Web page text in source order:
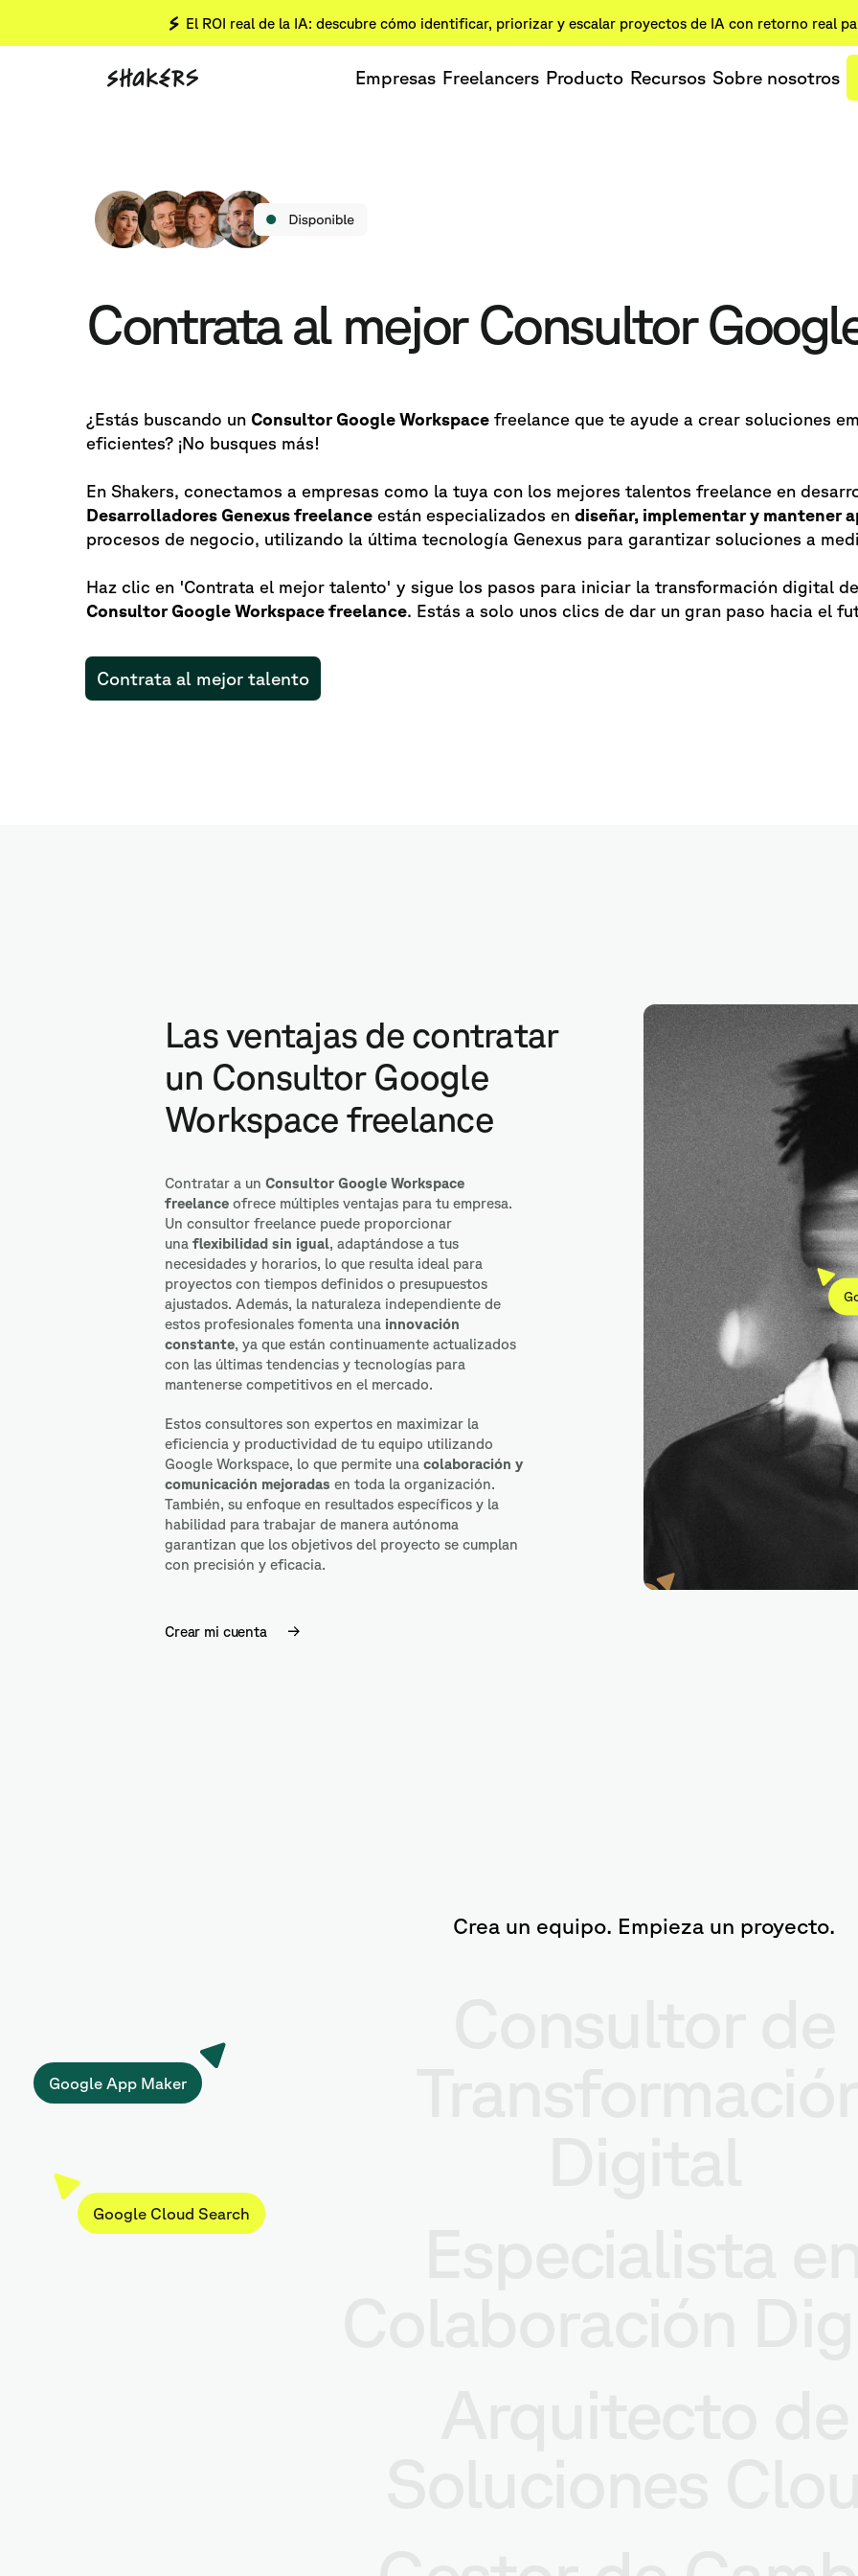
El ROI real de la IA: descubre cómo identificar, priorizar y escalar proyectos de IA con retorno real
Empresas Freelancers Producto Recursos Sobre nosotros
Contrata al mejor Consultor
¿Estás buscando un Consultor Google Workspace freelance que te ayude a crear soluciones
eficientes? ¡No busques más!
En Shakers, conectamos a empresas como la tuya con los mejores talentos freelance en
Desarrolladores Genexus freelance están especializados en diseñar, implementar y mantener
procesos de negocio, utilizando la última tecnología Genexus para garantizar soluciones a
Haz clic en 'Contrata el mejor talento' y sigue los pasos para iniciar la transformación digital
Consultor Google Workspace freelance. Estás a solo unos clics de dar un gran paso hacia el
Contrata al mejor talento
Las ventajas de contratar
un Consultor Google
Workspace freelance
Contratar a un Consultor Google Workspace
freelance ofrece múltiples ventajas para tu empresa.
Un consultor freelance puede proporcionar
una flexibilidad sin igual, adaptándose a tus
necesidades y horarios, lo que resulta ideal para
proyectos con tiempos definidos o presupuestos
ajustados. Además, la naturaleza independiente de
estos profesionales fomenta una innovación
constante, ya que están continuamente actualizados
con las últimas tendencias y tecnologías para
mantenerse competitivos en el mercado.
Estos consultores son expertos en maximizar la
eficiencia y productividad de tu equipo utilizando
Google Workspace, lo que permite una colaboración y
comunicación mejoradas en toda la organización.
También, su enfoque en resultados específicos y la
habilidad para trabajar de manera autónoma
garantizan que los objetivos del proyecto se cumplan
con precisión y eficacia.
Crear mi cuenta
Crea un equipo. Empieza un proyecto.
Google App Maker
Google Cloud Search